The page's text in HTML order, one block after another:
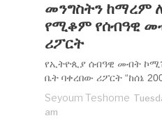
መንግስትን ከማረም
የሚቆም የሰብዓዊ
ሪፖርት
የኢትዮጲያ ሰብዓዊ መብት
ቤት ባቀረበው ሪፖርት “ከሰኔ
Seyoum Teshome
am